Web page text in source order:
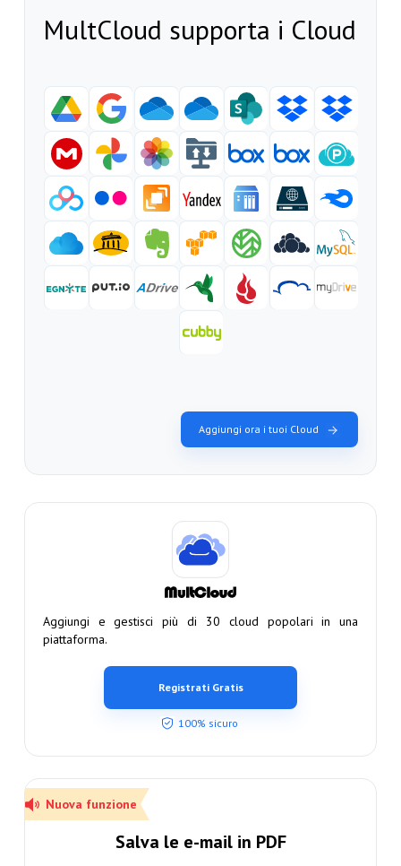
MultCloud supporta i Cloud
Aggiungi ora i tuoi Cloud
Aggiungi e gestisci più di 30 cloud popolari in una
piattaforma.
Registrati Gratis
100% sicuro
Nuova funzione
Salva le e-mail in PDF